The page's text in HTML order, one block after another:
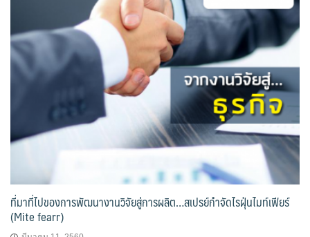
ที่มาที่ไปของการพัฒนางานวิจัยสู่การผลิต…สเปรย์กำจัดไรฝุ่นไมท์เฟียร์
(Mite fearr)